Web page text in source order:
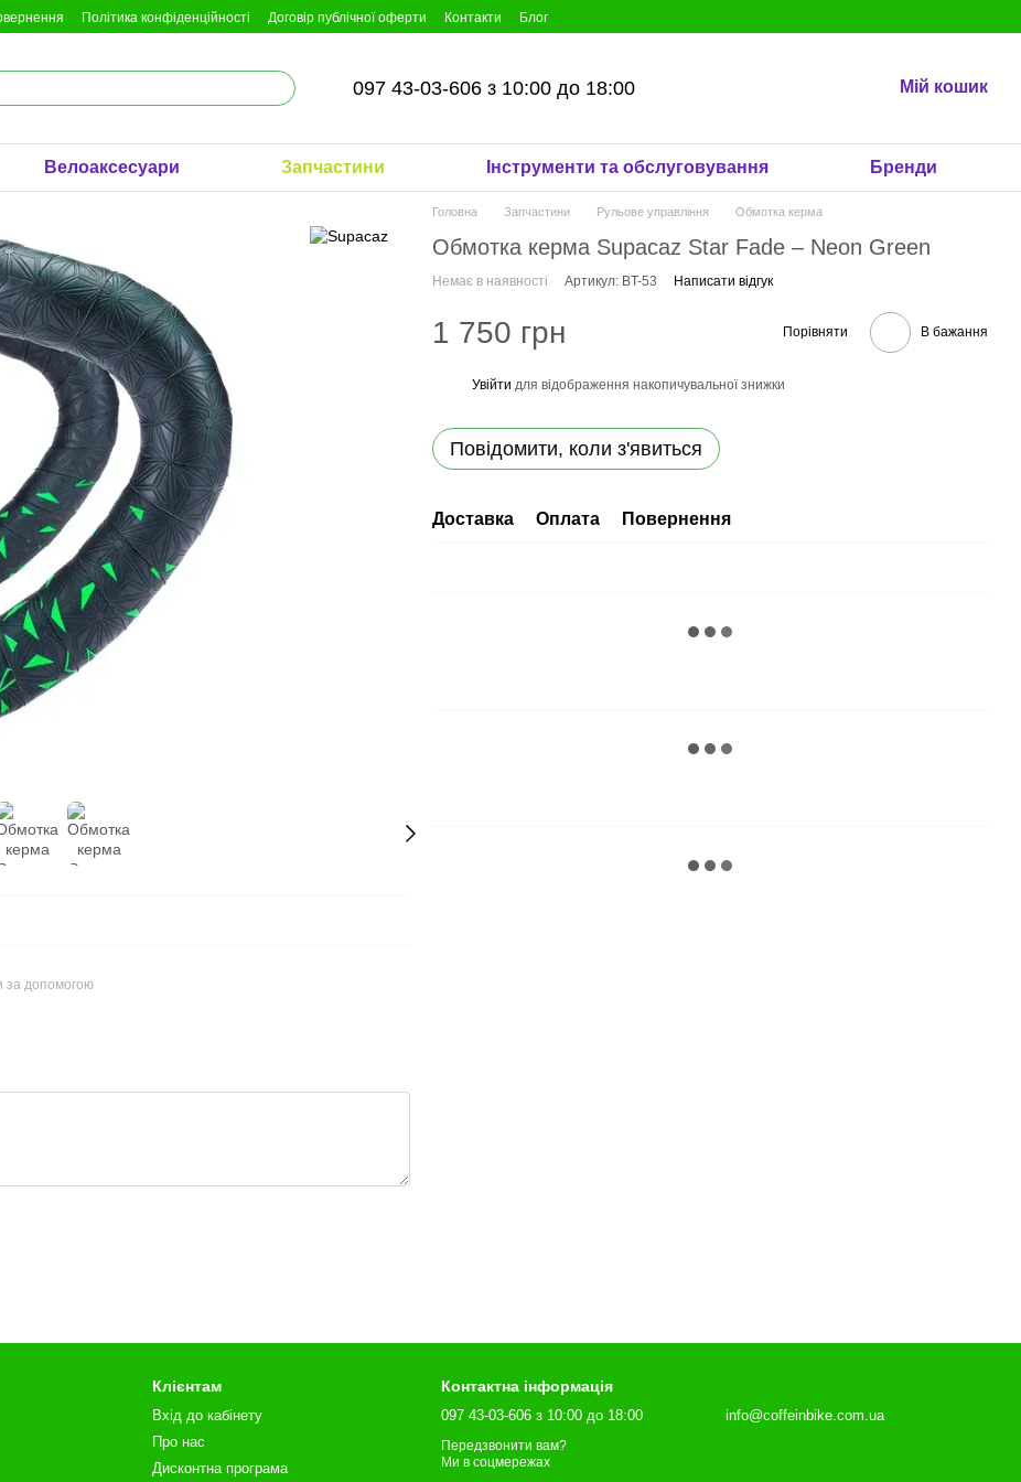
Політика конфіденційності Договір публічної оферти Контакти Блог
097 43-03-606 з 10:00 до 18:00 Мій кошик
Велоаксесуари Запчастини Інструменти та обслуговування Бренди
за допомогою
Головна Запчастини Рульове управління Обмотка керма
Обмотка керма Supacaz Star Fade – Neon Green
Немає в наявності Артикул: BT-53 Написати відгук
1 750 грн Порівняти В бажання
Увійти для відображення накопичувальної знижки
Повідомити, коли з'явиться
Доставка Оплата Повернення
Клієнтам
Вхід до кабінету
Про нас
Дисконтна програма
Контактна інформація
097 43-03-606 з 10:00 до 18:00
Передзвонити вам?
info@coffeinbike.com.ua
Ми в соцмережах